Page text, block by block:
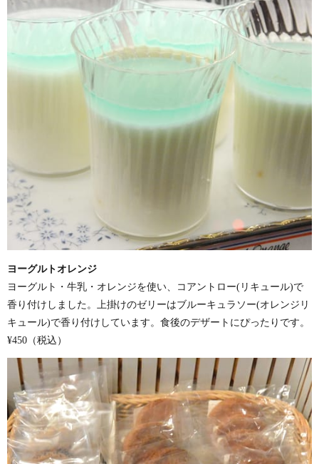
ヨーグルトオレンジ
ヨーグルト・牛乳・オレンジを使い、コアントロー(リキュール)で
香り付けしました。上掛けのゼリーはブルーキュラソー(オレンジリ
キュール)で香り付けしています。食後のデザートにぴったりです。
¥450（税込）